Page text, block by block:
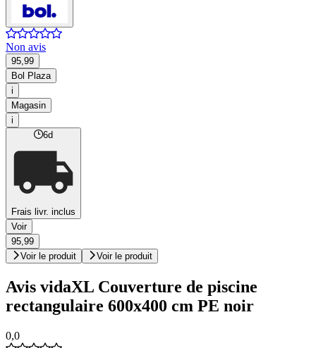
Non avis
95,99
Bol Plaza
i
Magasin
i
6d
Frais livr. inclus
Voir
95,99
Voir le produit
Voir le produit
Avis vidaXL Couverture de piscine
rectangulaire 600x400 cm PE noir
0,0